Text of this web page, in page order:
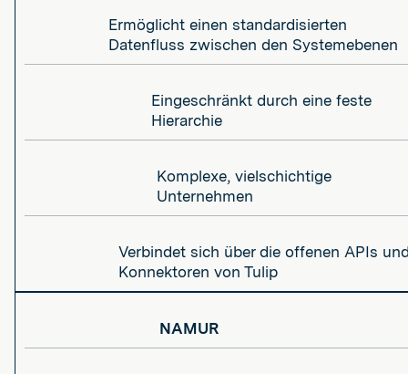
Ermöglicht einen standardisierten
Datenfluss zwischen den Systemebenen
Eingeschränkt durch eine feste
Hierarchie
Komplexe, vielschichtige
Unternehmen
Verbindet sich über die offenen APIs
Konnektoren von Tulip
NAMUR